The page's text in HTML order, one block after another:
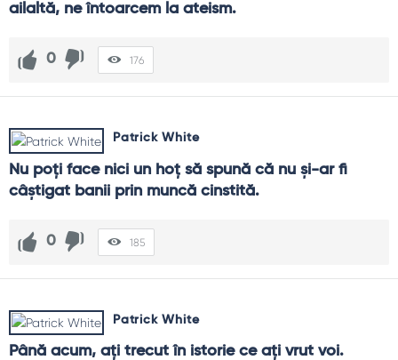
ailaltă, ne întoarcem la ateism.
0 176
Patrick White
Nu poţi face nici un hoţ să spună că nu şi-ar fi
câştigat banii prin muncă cinstită.
0 185
Patrick White
Până acum, aţi trecut în istorie ce aţi vrut voi.